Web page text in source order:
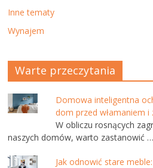
Inne tematy
Wynajem
Warte przeczytania
Domowa inteligentna
dom przed włamaniem i
W obliczu rosnących
naszych domów, warto zastanowić …
Jak odnowić stare